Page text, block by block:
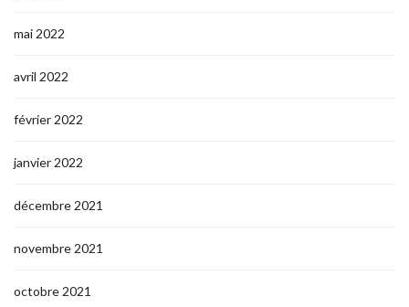
mai 2022
avril 2022
février 2022
janvier 2022
décembre 2021
novembre 2021
octobre 2021